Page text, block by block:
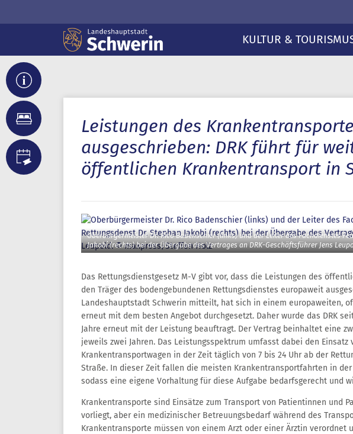
KULTUR &
Leistungen des
ausgeschrieben: DRK führt für
öffentlichen Krankentransport in
Oberbürgermeister Dr. Rico Badenschier (links) und der Leiter des Fachdienstes
Jakobi (rechts) bei der Übergabe des Vertrages an DRK-Geschäftsführer Jens
Das Rettungsdienstgesetz M-V gibt vor, dass die Leistungen des
den Träger des bodengebundenen Rettungsdienstes europaweit
Landeshauptstadt Schwerin mitteilt, hat sich in einem europaweiten,
erneut mit dem besten Angebot durchgesetzt. Daher wurde das DRK
Jahre erneut mit der Leistung beauftragt. Der Vertrag beinhaltet eine
jeweils zwei Jahren. Das Leistungsspektrum umfasst dabei den Einsatz
Krankentransportwagen in der Zeit täglich von 7 bis 24 Uhr ab der
Straße. In dieser Zeit fallen die meisten Krankentransportfahrten in
sodass eine eigene Vorhaltung für diese Aufgabe bedarfsgerecht und
Krankentransporte sind Einsätze zum Transport von Patientinnen und
vorliegt, aber ein medizinischer Betreuungsbedarf während des
Krankentransporte müssen von einem Arzt oder einer Ärztin verordnet